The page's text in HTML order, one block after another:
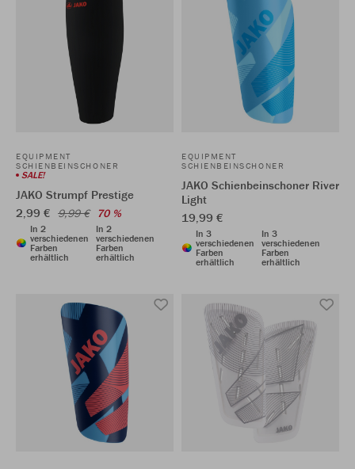
EQUIPMENT
SCHIENBEINSCHONER
SALE!
JAKO Strumpf Prestige
2,99 € 9,99 € 70 %
In 2
verschiedenen
Farben
erhältlich
In 2
verschiedenen
Farben
erhältlich
EQUIPMENT
SCHIENBEINSCHONER
JAKO Schienbeinschoner River
Light
19,99 €
In 3
verschiedenen
Farben
erhältlich
In 3
verschiedenen
Farben
erhältlich